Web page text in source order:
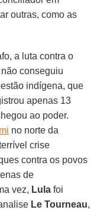
outras, como as
a luta contra o
conseguiu
indígena, que
apenas 13
ao poder.
no norte da
crise
contra os povos
de
vez, Lula foi
Le Tourneau,